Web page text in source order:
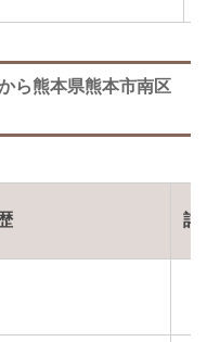
ら熊本県熊本市南区
詳